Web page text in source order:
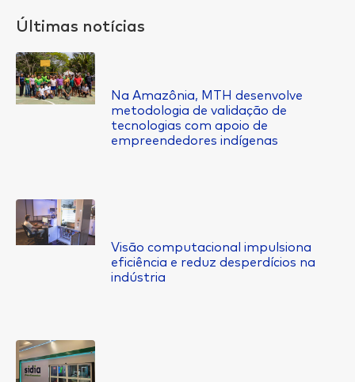
Últimas notícias
Na Amazônia, MTH desenvolve
metodologia de validação de
tecnologias com apoio de
empreendedores indígenas
Visão computacional impulsiona
eficiência e reduz desperdícios na
indústria